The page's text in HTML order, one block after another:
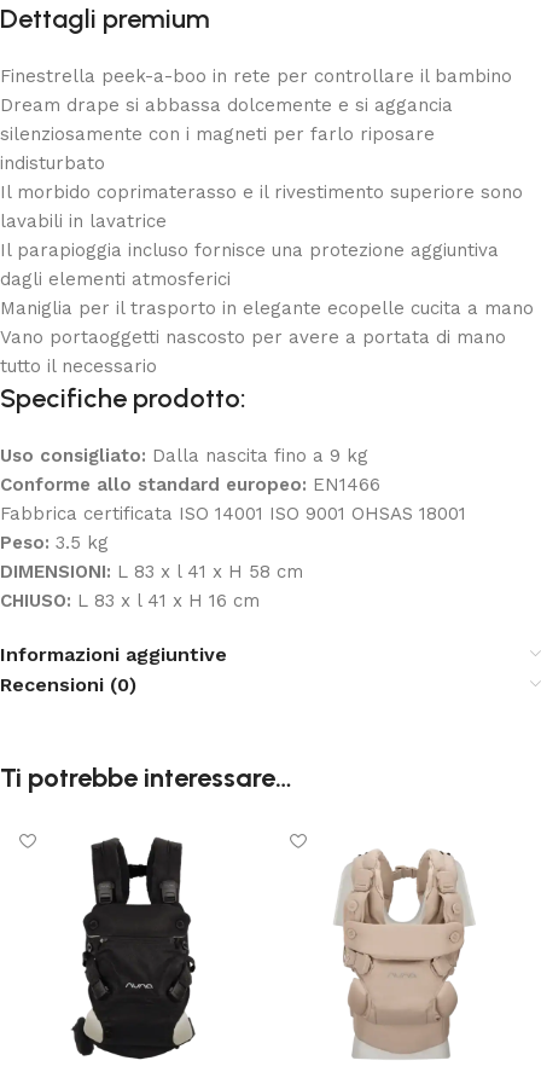
Dettagli premium
Finestrella peek-a-boo in rete per controllare il bambino
Dream drape si abbassa dolcemente e si aggancia
silenziosamente con i magneti per farlo riposare
indisturbato
Il morbido coprimaterasso e il rivestimento superiore sono
lavabili in lavatrice
Il parapioggia incluso fornisce una protezione aggiuntiva
dagli elementi atmosferici
Maniglia per il trasporto in elegante ecopelle cucita a mano
Vano portaoggetti nascosto per avere a portata di mano
tutto il necessario
Specifiche prodotto:
Uso consigliato: Dalla nascita fino a 9 kg
Conforme allo standard europeo: EN1466
Fabbrica certificata ISO 14001 ISO 9001 OHSAS 18001
Peso: 3.5 kg
DIMENSIONI: L 83 x l 41 x H 58 cm
CHIUSO: L 83 x l 41 x H 16 cm
Informazioni aggiuntive
Recensioni (0)
Ti potrebbe interessare…